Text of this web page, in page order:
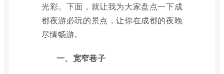
光彩。下面，就让我为大家盘点一下成
都夜游必玩的景点，让你在成都的夜晚
尽情畅游。
一、宽窄巷子